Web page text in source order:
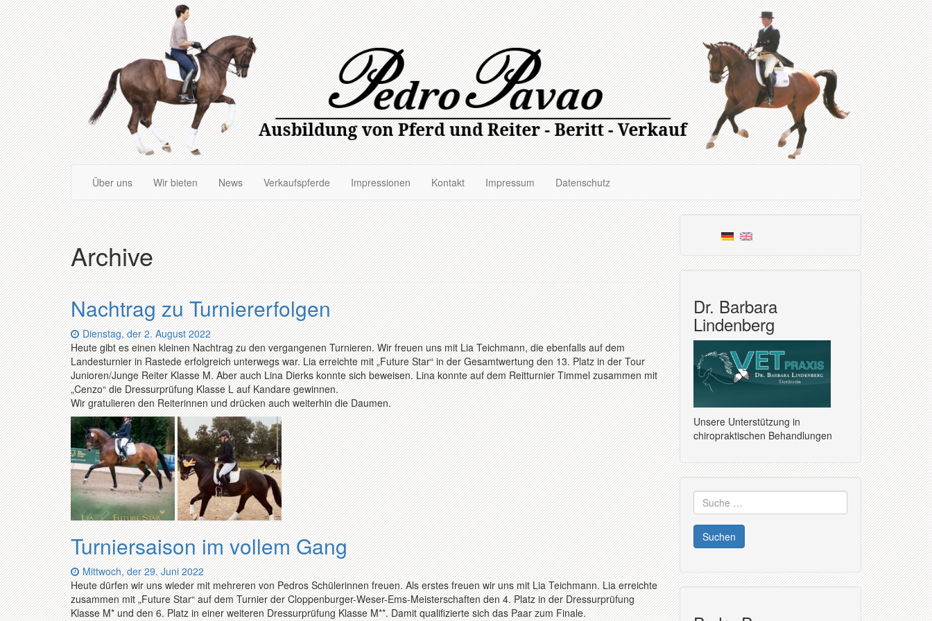
Zum
Hauptinhalt
springen
Über uns Wir bieten News Verkaufspferde Impressionen Kontakt Impressum Datenschutz
Archive
Nachtrag zu Turniererfolgen
Datum:
Dienstag, der 2. August 2022
Heute gibt es einen kleinen Nachtrag zu den vergangenen Turnieren. Wir freuen uns mit Lia Teichmann, die ebenfalls auf dem
Landesturnier in Rastede erfolgreich unterwegs war. Lia erreichte mit „Future Star“ in der Gesamtwertung den 13. Platz in der Tour
Junioren/Junge Reiter Klasse M. Aber auch Lina Dierks konnte sich beweisen. Lina konnte auf dem Reitturnier Timmel zusammen mit
„Cenzo“ die Dressurprüfung Klasse L auf Kandare gewinnen.
Wir gratulieren den Reiterinnen und drücken auch weiterhin die Daumen.
Turniersaison im vollem Gang
Datum:
Mittwoch, der 29. Juni 2022
Heute dürfen wir uns wieder mit mehreren von Pedros Schülerinnen freuen. Als erstes freuen wir uns mit Lia Teichmann. Lia erreichte
zusammen mit „Future Star“ auf dem Turnier der Cloppenburger-Weser-Ems-Meisterschaften den 4. Platz in der Dressurprüfung
Klasse M* und den 6. Platz in einer weiteren Dressurprüfung Klasse M**. Damit qualifizierte sich das Paar zum Finale.
Dr. Barbara
Lindenberg
Unsere Unterstützung in
chiropraktischen Behandlungen
Suche
nach: